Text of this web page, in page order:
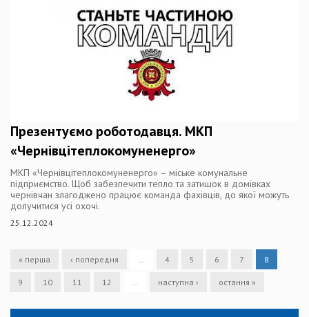
Презентуємо роботодавця. МКП
«Чернівцітеплокомуненерго»
МКП «Чернівцітеплокомуненерго» – міське комунальне
підприємство. Щоб забезпечити тепло та затишок в домівках
чернівчан злагоджено працює команда фахівців, до якої можуть
долучитися усі охочі.
25.12.2024
« перша ‹ попередня … 4 5 6 7 8
9 10 11 12 … наступна › остання »